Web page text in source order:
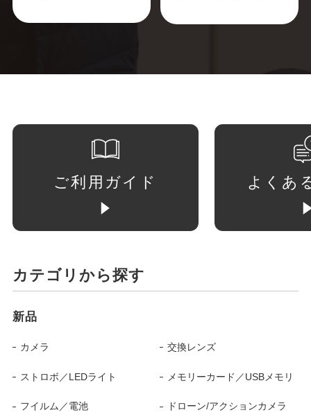
ご利用ガイド よくあ
カテゴリから探す
新品
カメラ 交換レンズ
ストロボ／LEDライト メモリーカード／USBメモリ
フイルム／電池 ドローン/アクションカメラ